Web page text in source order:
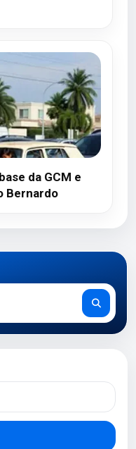
da GCM e
Bernardo